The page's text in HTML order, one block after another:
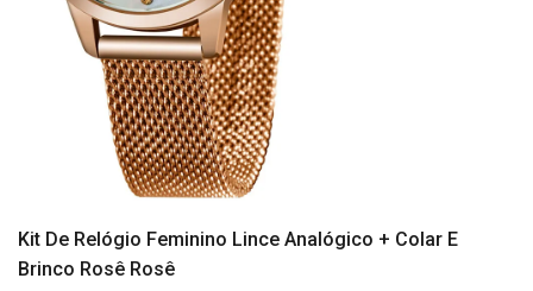
Kit De Relógio Feminino Lince Analógico + Colar E
Brinco Rosê Rosê